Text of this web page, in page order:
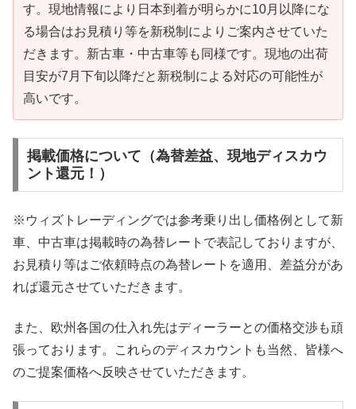
す。現地情報により日本到着が明らかに10月以降にな
る場合はお見積り等を新税制によりご案内させていた
だきます。新古車・中古車等も同様です。現地の出荷
目安が7月下旬以降だと新税制による対応の可能性が
高いです。
掲載価格について（為替差益、現地ディスカウ
ント還元！）
※ウィズトレーディングでは参考乗り出し価格例として新
車、中古車は掲載時の為替レートで表記しておりますが、
お見積り等はご依頼時点の為替レートを適用、差益分があ
れば還元させていただきます。
また、欧州各国の仕入れ先はディーラーとの価格交渉も頑
張っております。これらのディスカウントも当然、皆様へ
のご提案価格へ反映させていただきます。